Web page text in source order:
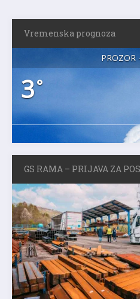
Vremenska prognoza
PROZOR
3°
GS RAMA – PRIJAVA ZA